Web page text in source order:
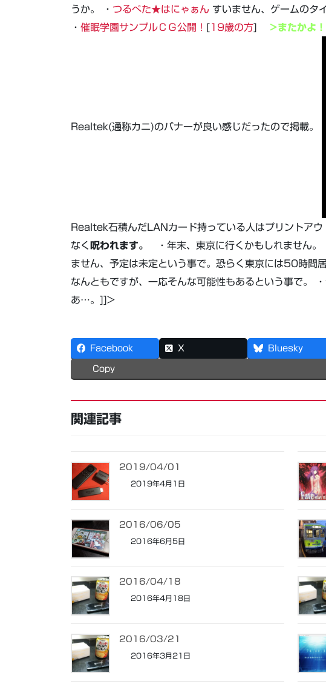
うか。 ・ つるぺた★はにゃぁん すいません、ゲームのタ
・ 催眠学園サンプルＣＧ公開！ [19歳の方] >またかよ！
Realtek(通称カニ)のバナーが良い感じだったので掲載。
Realtek石積んだLANカード持っている人はプリントアウ
なく 呪われます。
・年末、東京に行くかもしれません。
ません、予定は未定という事で。恐らく東京には50時間
なんともですが、一応そんな可能性もあるという事で。
あ…。]]>
Facebook X Bluesky
Copy
関連記事
2019/04/01
2019年4月1日
2016/06/05
2016年6月5日
2016/04/18
2016年4月18日
2016/03/21
2016年3月21日